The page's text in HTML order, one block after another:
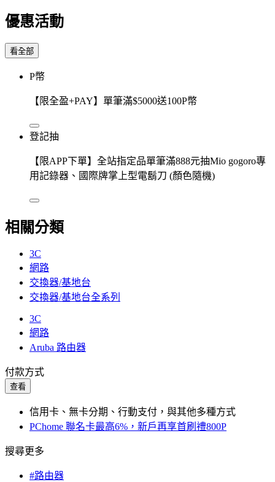
優惠活動
看全部
P幣
【限全盈+PAY】單筆滿$5000送100P幣
登記抽
【限APP下單】全站指定品單筆滿888元抽Mio gogoro專
用記錄器、國際牌掌上型電鬍刀 (顏色隨機)
相關分類
3C
網路
交換器/基地台
交換器/基地台全系列
3C
網路
Aruba 路由器
付款方式
查看
信用卡、無卡分期、行動支付，與其他多種方式
PChome 聯名卡最高6%，新戶再享首刷禮800P
搜尋更多
#路由器